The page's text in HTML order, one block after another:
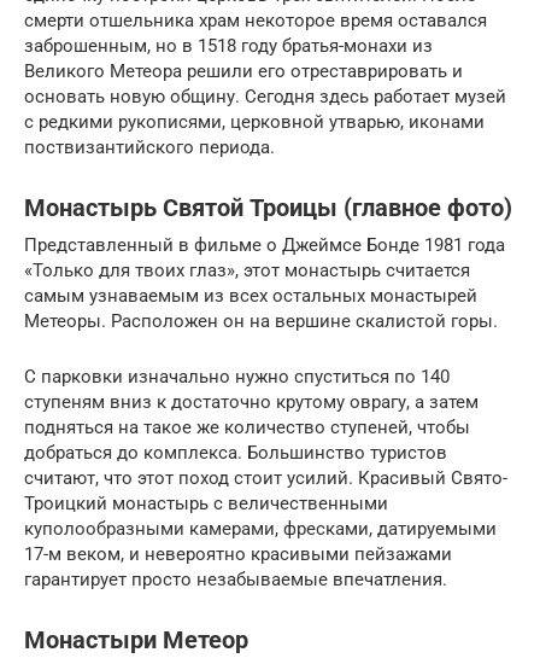
смерти отшельника храм некоторое время оставался
заброшенным, но в 1518 году братья-монахи из
Великого Метеора решили его отреставрировать и
основать новую общину. Сегодня здесь работает музей
с редкими рукописями, церковной утварью, иконами
поствизантийского периода.
Монастырь Святой Троицы (главное фото)
Представленный в фильме о Джеймсе Бонде 1981 года
«Только для твоих глаз», этот монастырь считается
самым узнаваемым из всех остальных монастырей
Метеоры. Расположен он на вершине скалистой горы.
С парковки изначально нужно спуститься по 140
ступеням вниз к достаточно крутому оврагу, а затем
подняться на такое же количество ступеней, чтобы
добраться до комплекса. Большинство туристов
считают, что этот поход стоит усилий. Красивый Свято-
Троицкий монастырь с величественными
куполообразными камерами, фресками, датируемыми
17-м веком, и невероятно красивыми пейзажами
гарантирует просто незабываемые впечатления.
Монастыри Метеор